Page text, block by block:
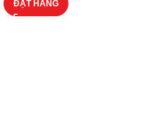
ĐẶT HÀNG